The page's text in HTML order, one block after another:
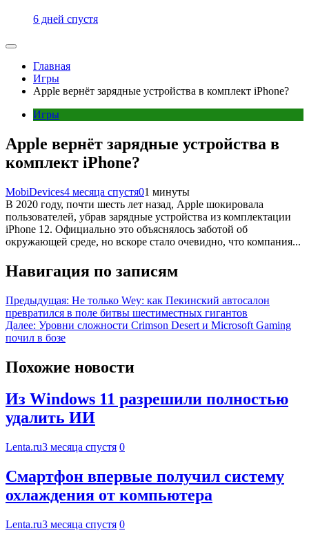
6 дней спустя
Главная
Игры
Apple вернёт зарядные устройства в комплект iPhone?
Игры
Apple вернёт зарядные устройства в
комплект iPhone?
MobiDevices4 месяца спустя01 минуты
В 2020 году, почти шесть лет назад, Apple шокировала
пользователей, убрав зарядные устройства из комплектации
iPhone 12. Официально это объяснялось заботой об
окружающей среде, но вскоре стало очевидно, что компания...
Навигация по записям
Предыдущая: Не только Wey: как Пeкинский автосалон
превратился в поле битвы шестиместных гигантов
Далее: Уровни сложности Crimson Desert и Microsoft Gaming
почил в бозе
Похожие новости
Из Windows 11 разрешили полностью
удалить ИИ
Lenta.ru3 месяца спустя 0
Смартфон впервые получил систему
охлаждения от компьютера
Lenta.ru3 месяца спустя 0